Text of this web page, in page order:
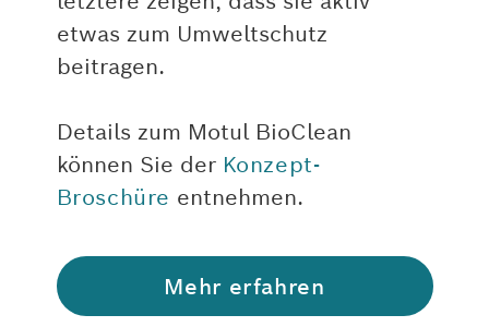
etwas zum Umweltschutz
beitragen.
Details zum Motul BioClean
können Sie der Konzept-
Broschüre entnehmen.
Mehr erfahren